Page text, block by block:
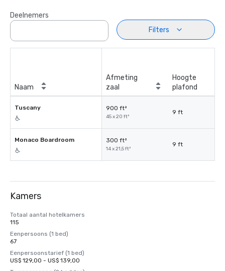
Deelnemers
Filters
Naam
Afmeting
zaal
Hoogte
plafond
Tuscany 900 ft²
45 x 20 ft²
9 ft
Monaco Boardroom 300 ft²
14 x 21,5 ft²
9 ft
Kamers
Totaal aantal hotelkamers
115
Eenpersoons (1 bed)
67
Eenpersoonstarief (1 bed)
US$ 129,00 - US$ 139,00